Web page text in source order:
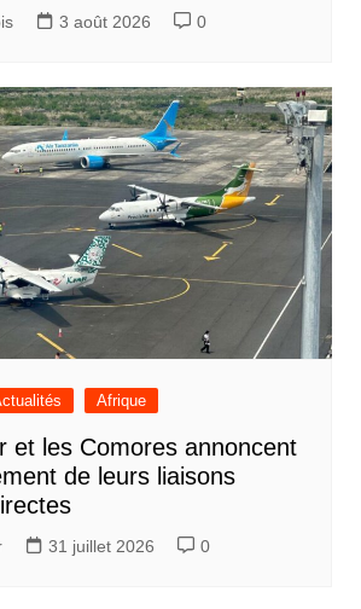
3 août 2026 0
Afrique
et les Comores annoncent
de leurs liaisons
31 juillet 2026 0